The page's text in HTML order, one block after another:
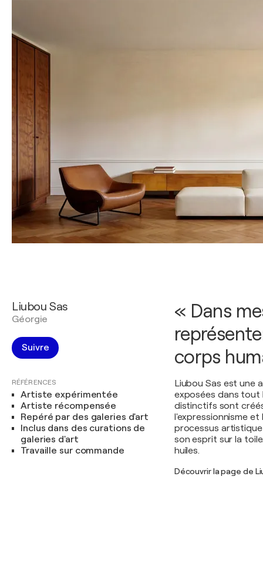
Liubou Sas
Géorgie
Suivre
RÉFÉRENCES
Artiste expérimentée
Artiste récompensée
Repéré par des galeries d'art
Inclus dans des curations de
galeries d'art
Travaille sur commande
« Dans
corps
Liubou Sas est une
exposées dans tout
distinctifs sont
l'expressionnisme et
processus
son esprit sur la
huiles.
Découvrir la page de